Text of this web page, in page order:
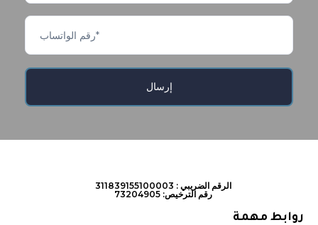
الرقم الضريبي : 311839155100003
رقم الترخيص: 73204905
روابط مهمة